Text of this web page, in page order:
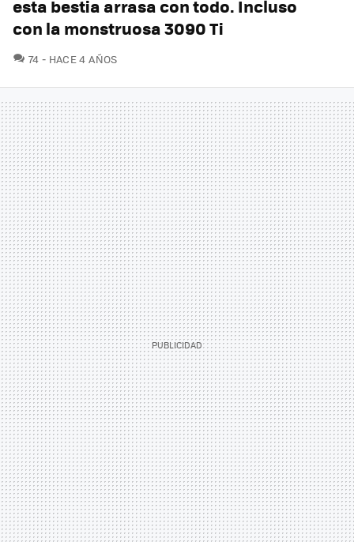
esta bestia arrasa con todo. Incluso
con la monstruosa 3090 Ti
74 COMENTARIOS
HACE 4 AÑOS